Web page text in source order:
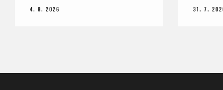
4. 8. 2026 31. 7.